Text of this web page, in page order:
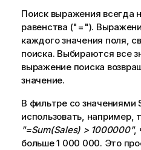
Поиск выражения всегда
равенства ("=").
каждого значения поля,
поиска. Выбираются все
выражение поиска
значение.
В фильтре со значениями
использовать, например,
"=Sum(Sales) > 1000000",
больше 1 000 000. Это